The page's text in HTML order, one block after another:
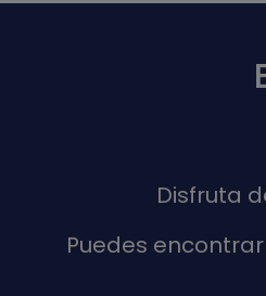
Disfruta
Puedes